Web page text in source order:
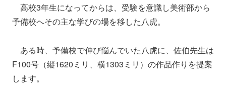
高校3年生になってからは、受験を意識し美術部から
予備校へその主な学びの場を移した八虎。
ある時、予備校で伸び悩んでいた八虎に、佐伯先生は
F100号（縦1620ミリ、横1303ミリ）の作品作りを提案
します。